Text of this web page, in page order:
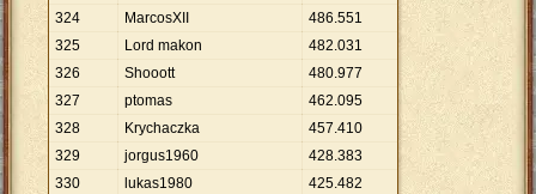
324
MarcosXII 486.551
325
Lord makon 482.031
326
Shooott 480.977
327
ptomas 462.095
328
Krychaczka 457.410
329
jorgus1960 428.383
330
lukas1980 425.482